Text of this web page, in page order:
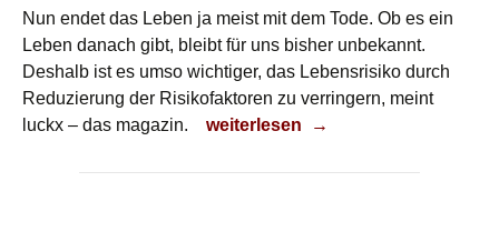
Nun endet das Leben ja meist mit dem Tode. Ob es ein
Leben danach gibt, bleibt für uns bisher unbekannt.
Deshalb ist es umso wichtiger, das Lebensrisiko durch
Reduzierung der Risikofaktoren zu verringern, meint
luckx – das magazin.
Lebensrisiko
weiterlesen →